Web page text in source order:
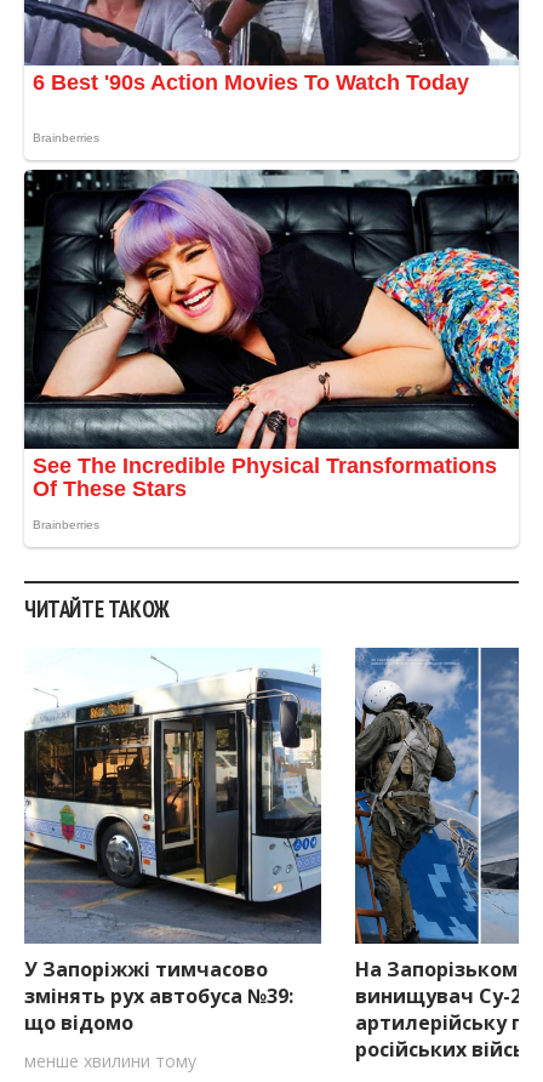
ЧИТАЙТЕ ТАКОЖ
У Запоріжжі тимчасово
змінять рух автобуса №39:
що відомо
менше хвилини тому
На Запорізькому
винищувач Су-27
артилерійську
російських військ